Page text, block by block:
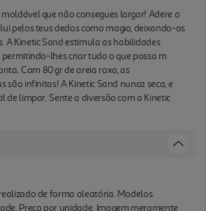
que não consegues largar! Adere a
pelos teus dedos como magia, deixando-os
A Kinetic Sand estimula as habilidades
permitindo-lhes criar tudo o que possa m
Com 80 gr de areia roxa, as
são infinitas! A Kinetic Sand nunca seca, e
de limpar. Sente a diversão com a Kinetic
de forma aleatória. Modelos
Preço por unidade. Imagem meramente